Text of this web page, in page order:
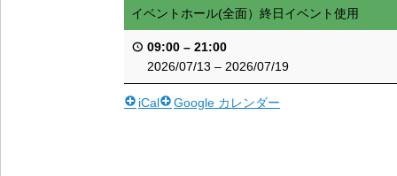
イベントホール(全面）終日イベント使用
09:00 – 21:00
2026/07/13 – 2026/07/19
iCal Google カレンダー